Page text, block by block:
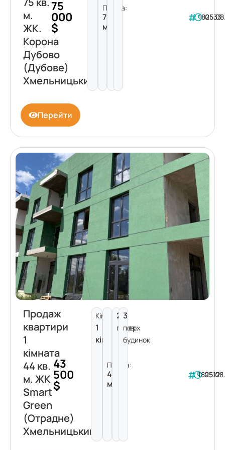
м.
ЖК.
Корона
Дубово
(Дубове)
Хмельницький
75
000
$
Площа:
75
м²
182533
Перейти
Продаж
квартири
1
кімната
44 кв.
м. ЖК
Smart
Green
(Отрадне)
Хмельницький
43
500
$
Кімнат:
1
кімната
Площа:
44
м²
2
поверх
3
пов.
будинок
182512